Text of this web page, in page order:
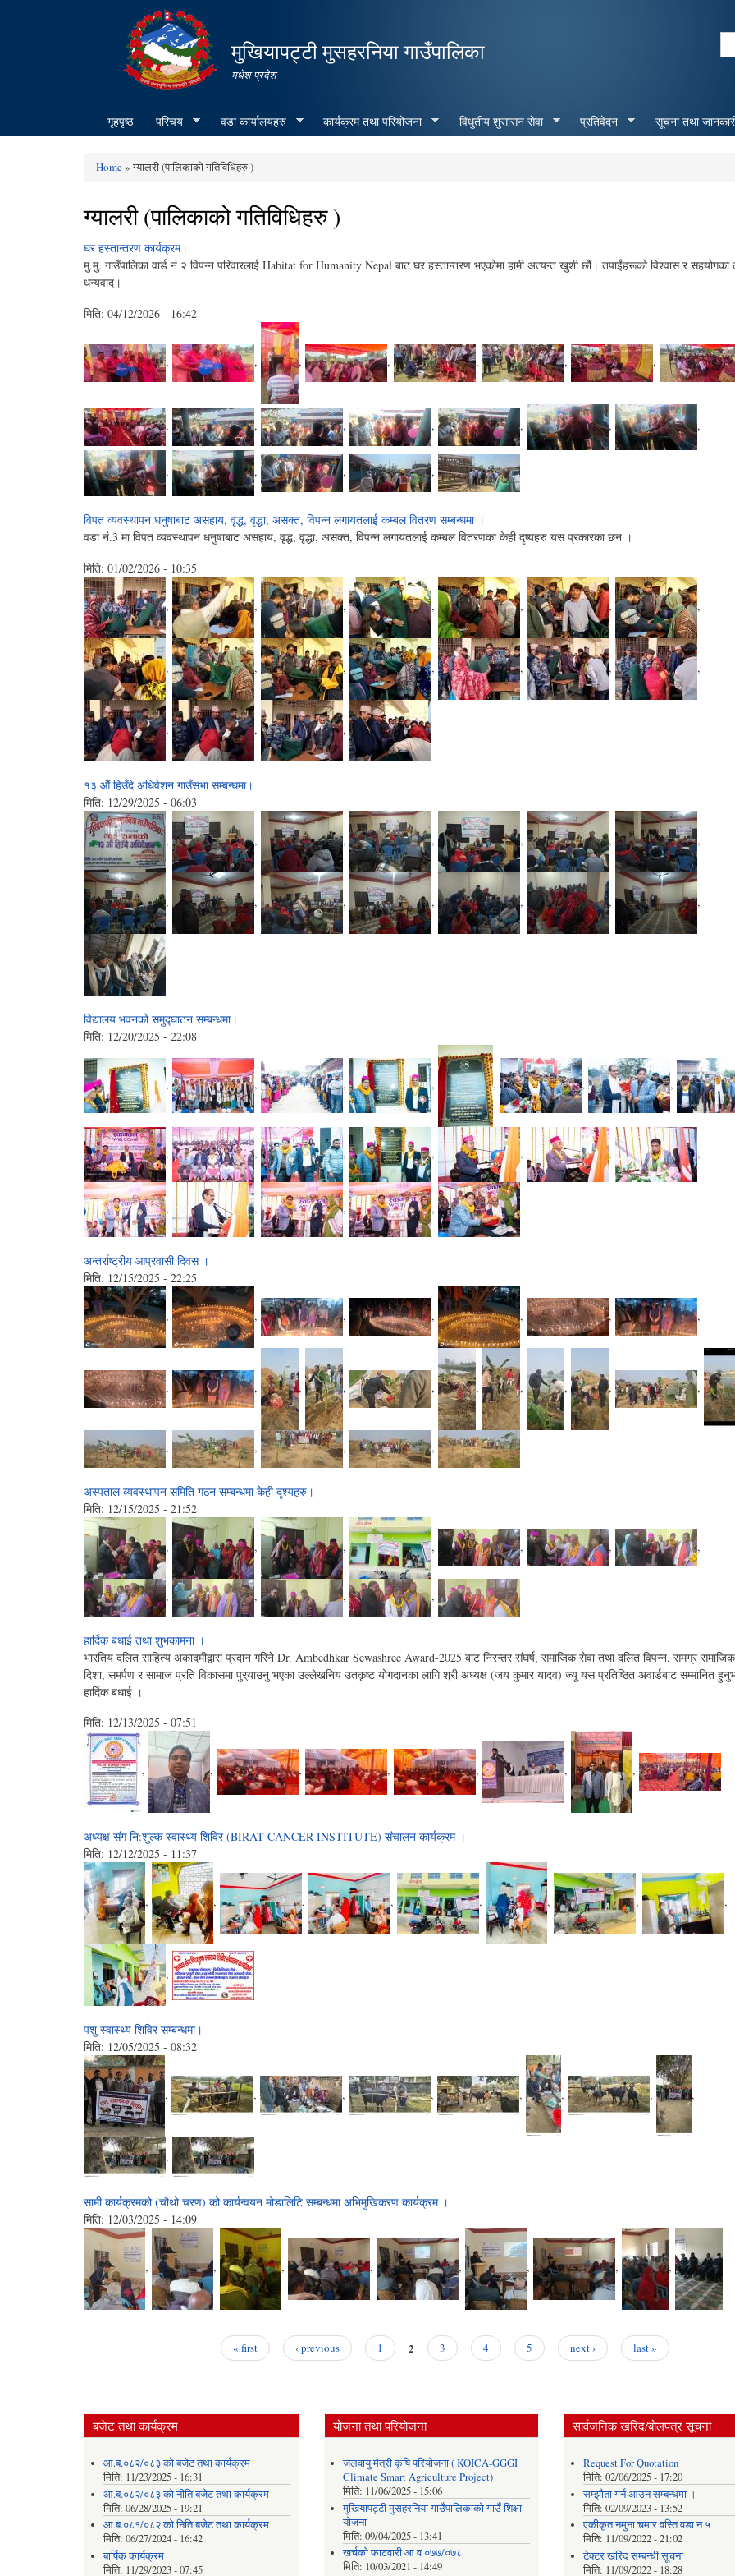
मुखियापट्टी मुसहरनिया गाउँपालिका
मधेश प्रदेश
गृहपृष्ठ परिचय वडा कार्यालयहरु कार्यक्रम तथा परियोजना विधुतीय शुसासन सेवा प्रतिवेदन सूचना तथा
Home» ग्यालरी (पालिकाको गतिविधिहरु )
ग्यालरी (पालिकाको गतिविधिहरु )
घर हस्तान्तरण कार्यक्रम।
मु.मु. गाउँपालिका वार्ड नं २ विपन्न परिवारलाई Habitat for Humanity Nepal बाट घर हस्तान्तरण भएकोमा हामी अत्यन्त खुशी छौं। तपाईंहरूको विश्वास र सहयोगका
धन्यवाद।
मिति: 04/12/2026 - 16:42
, , , , , , ,
, , , , , , ,
, , , ,
विपत व्यवस्थापन धनुषाबाट असहाय, वृद्ध, वृद्धा, असक्त, विपन्‍न लगायतलाई कम्बल वितरण सम्बन्धमा ।
वडा नं.3 मा विपत व्यवस्थापन धनुषाबाट असहाय, वृद्ध, वृद्धा, असक्त, विपन्‍न लगायतलाई कम्बल वितरणका केही दृष्यहरु यस प्रकारका छन ।
मिति: 01/02/2026 - 10:35
, , , , , , ,
, , , , , , ,
, , ,
१३ औं हिउँदे अधिवेशन गाउँसभा सम्बन्धमा।
मिति: 12/29/2025 - 06:03
, , , , , , ,
, , , , , , ,
विद्यालय भवनको समुद्घाटन सम्बन्धमा।
मिति: 12/20/2025 - 22:08
, , , , , , ,
, , , , , , ,
, , , ,
अन्तर्राष्ट्रीय आप्रवासी दिवस ।
मिति: 12/15/2025 - 22:25
, , , , , , ,
, , , , , , , , , ,
, , , ,
अस्पताल व्यवस्थापन समिति गठन सम्बन्धमा केही दृश्यहरु।
मिति: 12/15/2025 - 21:52
, , , , , , ,
, , , ,
हार्दिक बधाई तथा शुभकामना ।
भारतिय दलित साहित्य अकादमीद्वारा प्रदान गरिने Dr. Ambedhkar Sewashree Award-2025 बाट निरन्तर संघर्ष, समाजिक सेवा तथा दलित विपन्न, समग्र
दिशा, समर्पण र सामाज प्रति विकासमा पुर्‌याउनु भएका उल्लेखनिय उतकृष्ट योगदानका लागि श्री अध्यक्ष (जय कुमार यादव) ज्यू यस प्रतिष्ठित अवार्डबाट सम्मानित
हार्दिक बधाई ।
मिति: 12/13/2025 - 07:51
, , , , , , ,
अध्यक्ष संग नि:शुल्क स्वास्थ्य शिविर (BIRAT CANCER INSTITUTE) संचालन कार्यक्रम ।
मिति: 12/12/2025 - 11:37
, , , , , , , ,
,
पशु स्वास्थ्य शिविर सम्बन्धमा।
मिति: 12/05/2025 - 08:32
, , , , , , , ,
,
सामी कार्यक्रमको (चौथो चरण) को कार्यन्वयन मोडालिटि सम्बन्धमा अभिमुखिकरण कार्यक्रम ।
मिति: 12/03/2025 - 14:09
, , , , , , , ,
« first ‹ previous 1 2 3 4 5 next › last »
बजेट तथा कार्यक्रम
आ.ब.०८२/०८३ को बजेट तथा कार्यक्रम
मिति: 11/23/2025 - 16:31
आ.ब.०८२/०८३ को नीति बजेट तथा कार्यक्रम
मिति: 06/28/2025 - 19:21
आ.ब.०८१/०८२ को निति बजेट तथा कार्यक्रम
मिति: 06/27/2024 - 16:42
बार्षिक कार्यक्रम
मिति: 11/29/2023 - 07:45
योजना तथा परियोजना
जलवायु मैत्री कृषि परियोजना ( KOICA-GGGI
Climate Smart Agriculture Project)
मिति: 11/06/2025 - 15:06
मुखियापट्टी मुसहरनिया गाउँपालिकाको गाउँ शिक्षा
योजना
मिति:09/04/2025 - 13:41
खर्चकाे फाटवारी आ व ०७७/०७८
मिति: 10/03/2021 - 14:49
सार्वजनिक खरिद/बोलपत्र सूचना
Request For Quotation
मिति: 02/06/2025 - 17:20
सम्झौता गर्न आउन सम्बन्धमा ।
मिति: 02/09/2023 - 13:52
एकीकृत नमुना चमार वस्ति वडा न ५
मिति: 11/09/2022 - 21:02
टेक्टर खरिद सम्बन्धी सूचना
मिति: 11/09/2022 - 18:28